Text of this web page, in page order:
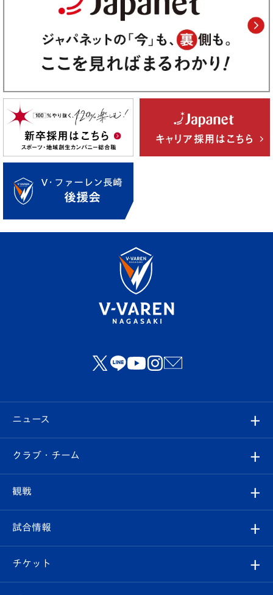
ニュース
すべて
クラブ
試合情報
クラブ・チーム
クラブ概要
エンブレム紹介
観戦
観戦ルール
はじめての観戦ガイド
試合情報
試合日程/結果
チケット